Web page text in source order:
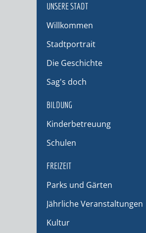
UNSERE STADT
Willkommen
Stadtportrait
Die Geschichte
Sag's doch
BILDUNG
Kinderbetreuung
Schulen
FREIZEIT
Parks und Gärten
Jährliche Veranstaltungen
Kultur